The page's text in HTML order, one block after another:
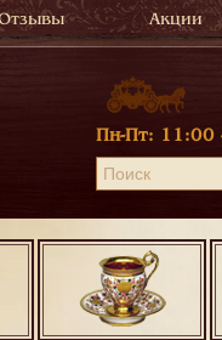
Акции
Пн-Пт: 11:00